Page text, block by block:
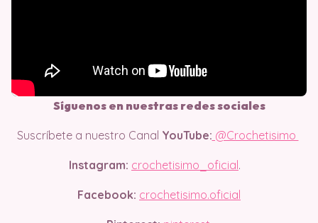
Síguenos en nuestras redes sociales
Suscríbete a nuestro Canal YouTube: @Crochetisimo
Instagram: crochetisimo_oficial .
Facebook: crochetisimo.oficial